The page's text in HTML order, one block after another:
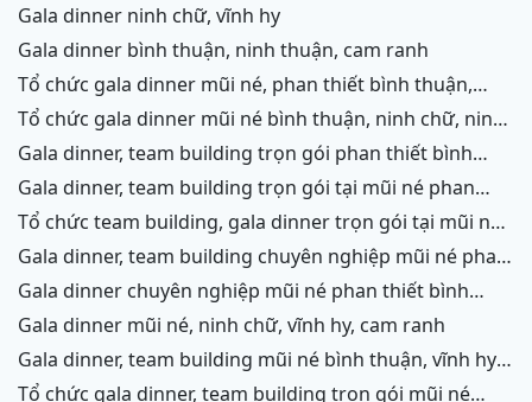
gala dinner ninh chữ, vĩnh hy
gala dinner bình thuận, ninh thuận, cam ranh
tổ chức gala dinner mũi né, phan thiết bình thuận,
ninh thuận, ninh chữ, vĩnh hy, cam ranh
tổ chức gala dinner mũi né bình thuận, ninh chữ, ninh
thuận, cam ranh
gala dinner, team building trọn gói phan thiết bình
thuận, phang rang, ninh thuận, vĩnh hy,cam ranh
gala dinner, team building trọn gói tại mũi né phan
thiết bình thuận, phang rang ninh chữ ninh thuận, cam
tổ chức team building, gala dinner trọn gói tại mũi né
phan thiết bình thuận, phang rang, ninh chữ, vĩnh hy,
ninh thuận, cam ranh
gala dinner, team building chuyên nghiệp mũi né phan
thiết, ninh chữ ninh thuận, vĩnh hy, cam ranh
gala dinner chuyên nghiệp mũi né phan thiết bình
thuận, ninh chữ, phang rang, ninh thuận, cam ranh
gala dinner mũi né, ninh chữ, vĩnh hy, cam ranh
gala dinner, team building mũi né bình thuận, vĩnh hy,
ninh chữ, cam ranh
tổ chức gala dinner, team building trọn gói mũi né